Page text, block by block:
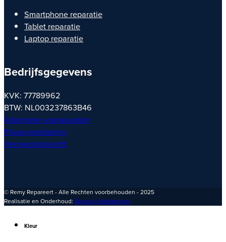
Smartphone reparatie
Tablet reparatie
Laptop reparatie
Bedrijfsgegevens
KVK: 77789962
BTW: NL003237863B46
Algemene voorwaarden
Privacyverklaring
Herroepingsrecht
© Remy Repareert - Alle Rechten voorbehouden - 2025
Realisatie en Onderhoud: Brand in Webdesign
Kleur